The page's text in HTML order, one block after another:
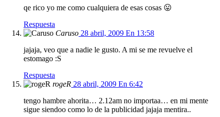
qe rico yo me como cualquiera de esas cosas 😛
Respuesta
Caruso 28 abril, 2009 En 13:58
jajaja, veo que a nadie le gusto. A mi se me revuelve el
estomago :S
Respuesta
rogeR 28 abril, 2009 En 6:42
tengo hambre ahorita… 2.12am no importaa… en mi mente
sigue siendoo como lo de la publicidad jajaja mentira..